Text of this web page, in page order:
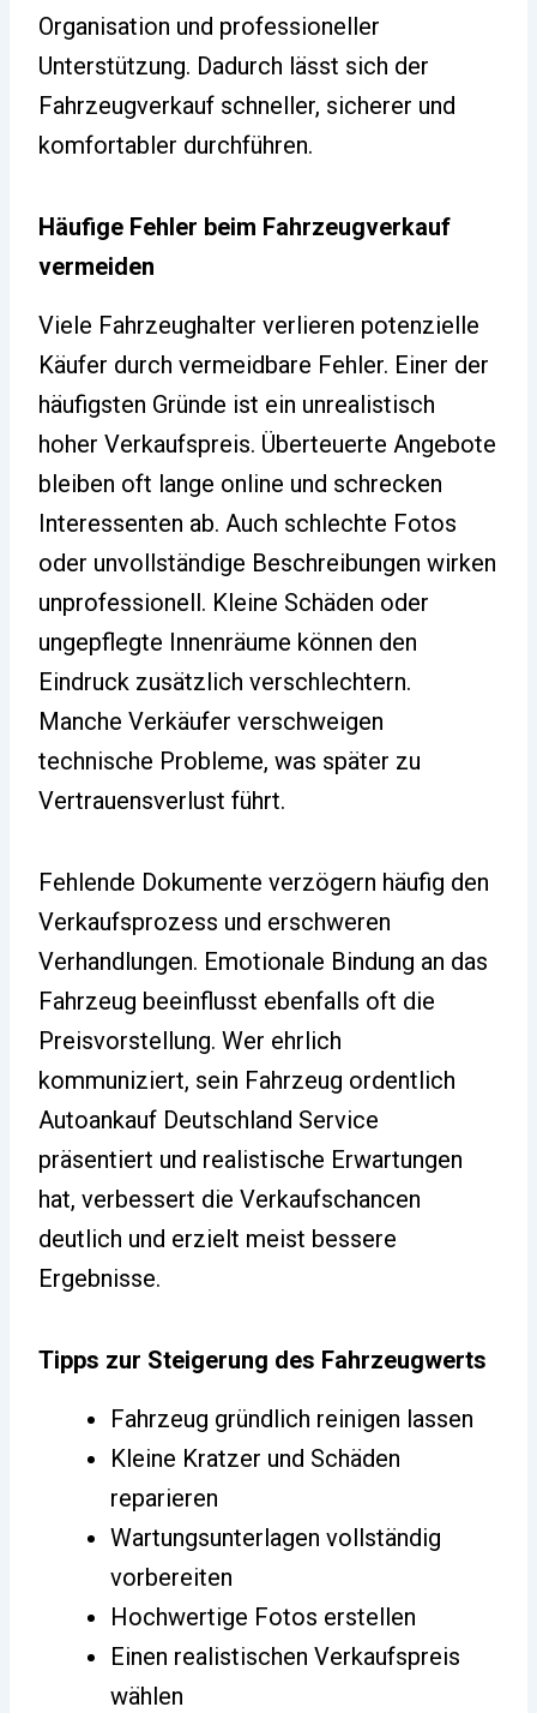
Organisation und professioneller
Unterstützung. Dadurch lässt sich der
Fahrzeugverkauf schneller, sicherer und
komfortabler durchführen.
Häufige Fehler beim Fahrzeugverkauf
vermeiden
Viele Fahrzeughalter verlieren potenzielle
Käufer durch vermeidbare Fehler. Einer der
häufigsten Gründe ist ein unrealistisch
hoher Verkaufspreis. Überteuerte Angebote
bleiben oft lange online und schrecken
Interessenten ab. Auch schlechte Fotos
oder unvollständige Beschreibungen wirken
unprofessionell. Kleine Schäden oder
ungepflegte Innenräume können den
Eindruck zusätzlich verschlechtern.
Manche Verkäufer verschweigen
technische Probleme, was später zu
Vertrauensverlust führt.
Fehlende Dokumente verzögern häufig den
Verkaufsprozess und erschweren
Verhandlungen. Emotionale Bindung an das
Fahrzeug beeinflusst ebenfalls oft die
Preisvorstellung. Wer ehrlich
kommuniziert, sein Fahrzeug ordentlich
Autoankauf Deutschland Service
präsentiert und realistische Erwartungen
hat, verbessert die Verkaufschancen
deutlich und erzielt meist bessere
Ergebnisse.
Tipps zur Steigerung des Fahrzeugwerts
Fahrzeug gründlich reinigen lassen
Kleine Kratzer und Schäden
reparieren
Wartungsunterlagen vollständig
vorbereiten
Hochwertige Fotos erstellen
Einen realistischen Verkaufspreis
wählen